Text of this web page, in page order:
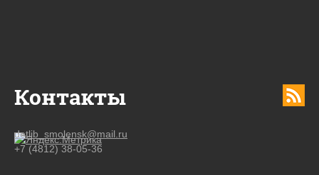
Контакты
detlib_smolensk@mail.ru
+7 (4812) 38-05-36